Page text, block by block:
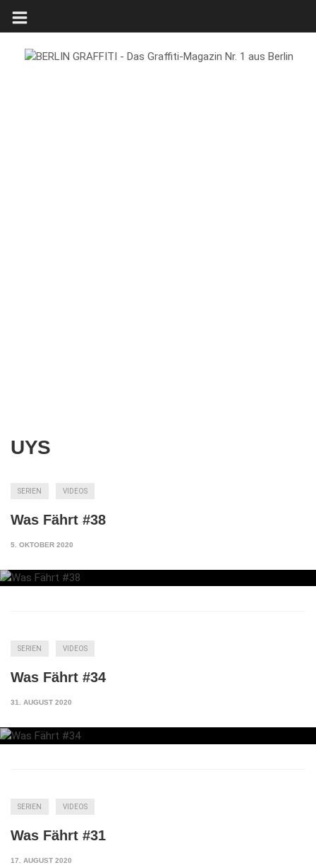
UYS
SERIEN VIDEOS
Was Fährt #38
5. OKTOBER 2020
SERIEN VIDEOS
Was Fährt #34
31. AUGUST 2020
SERIEN VIDEOS
Was Fährt #31
17. AUGUST 2020